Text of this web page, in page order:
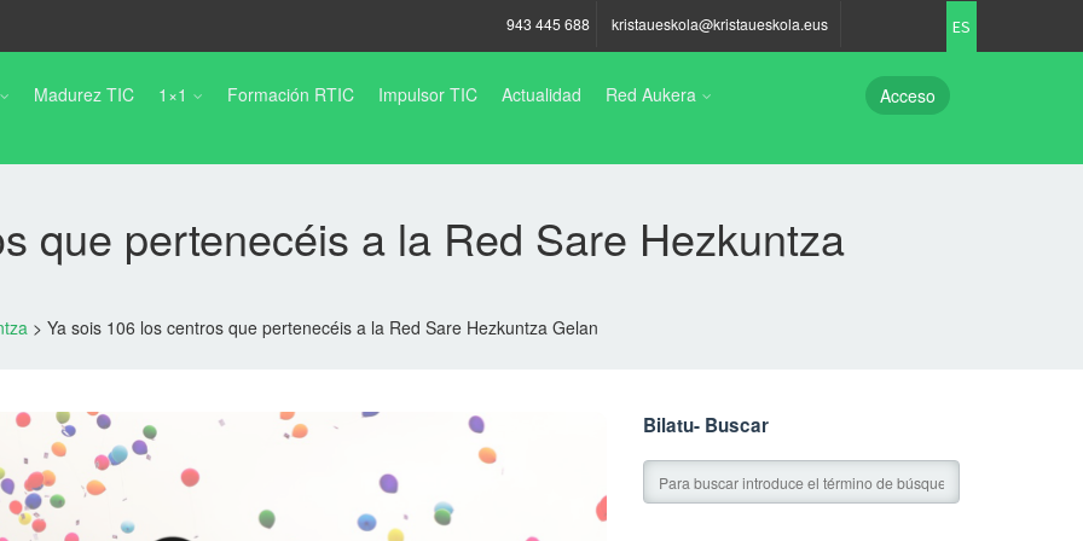
943 445 688 kristaueskola@kristaueskola.eus ES
Madurez TIC 1×1 Formación RTIC Impulsor TIC Actualidad Red Aukera Acceso
que pertenecéis a la Red Sare Hezkuntza
> Ya sois 106 los centros que pertenecéis a la Red Sare Hezkuntza Gelan
Bilatu- Buscar